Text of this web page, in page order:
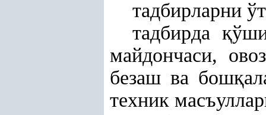
тадбирларни
тадбирдақ
майдончаси,
безаш ва бошқ
техник